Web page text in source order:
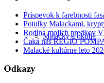
Malacky a okolie
Príspevok k farebnosti
Potulky Malackami,
Rodina mojich predkov
Čaká nás REGIO
Malacké kultúrne leto
Odkazy